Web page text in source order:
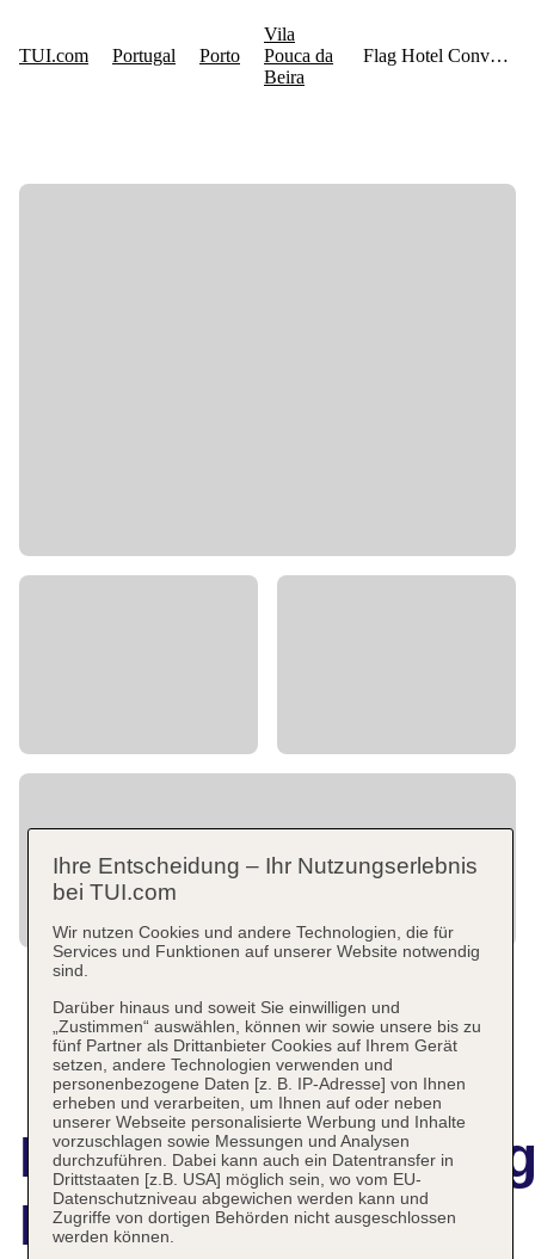
Flag Hotel
Ihre Entscheidung – Ihr Nutzungserlebnis
bei TUI.com
Wir nutzen Cookies und andere Technologien, die für
Services und Funktionen auf unserer Website notwendig
sind.
Darüber hinaus und soweit Sie einwilligen und
„Zustimmen“ auswählen, können wir sowie unsere bis zu
fünf Partner als Drittanbieter Cookies auf Ihrem Gerät
setzen, andere Technologien verwenden und
personenbezogene Daten [z. B. IP-Adresse] von Ihnen
erheben und verarbeiten, um Ihnen auf oder neben
unserer Webseite personalisierte Werbung und Inhalte
vorzuschlagen sowie Messungen und Analysen
durchzuführen. Dabei kann auch ein Datentransfer in
Drittstaaten [z.B. USA] möglich sein, wo vom EU-
Datenschutzniveau abgewichen werden kann und
Zugriffe von dortigen Behörden nicht ausgeschlossen
werden können.